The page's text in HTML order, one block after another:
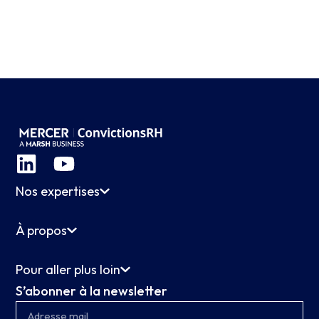
Nos expertises
À propos
Pour aller plus loin
S’abonner à la newsletter